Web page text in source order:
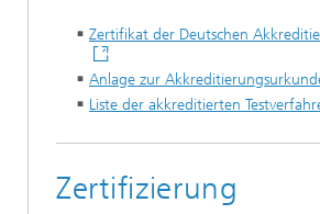
Zertifikat der Deutschen
Anlage zur
Liste der akkreditierten
Zertifizierung